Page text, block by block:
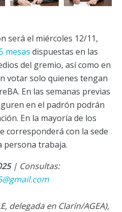
será el miércoles 12/11,
mesas dispuestas en las
del gremio, así como en
votar solo quienes tengan
En las semanas previas
en el padrón podrán
En la mayoría de los
corresponderá con la sede
persona trabaja.
| Consultas:
delegada en Clarín/AGEA),